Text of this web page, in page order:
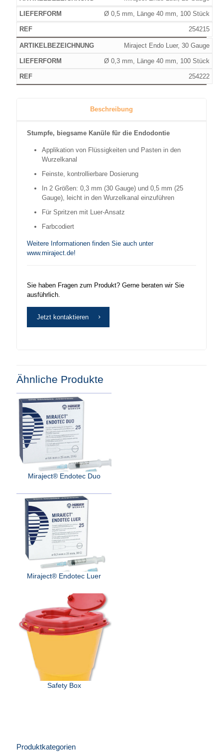
Ø 0,5 mm, Länge 40 mm, 100 Stück
254215
Miraject Endo Luer, 30 Gauge
Ø 0,3 mm, Länge 40 mm, 100 Stück
254222
Beschreibung
Stumpfe, biegsame Kanüle für die Endodontie
Applikation von Flüssigkeiten und Pasten in den
Wurzelkanal
Feinste, kontrollierbare Dosierung
In 2 Größen: 0,3 mm (30 Gauge) und 0,5 mm (25
Gauge), leicht in den Wurzelkanal einzuführen
Für Spritzen mit Luer-Ansatz
Farbcodiert
Weitere Informationen finden Sie auch unter
www.miraject.de!
Sie haben Fragen zum Produkt? Gerne beraten wir Sie
ausführlich.
Jetzt kontaktieren
Ähnliche Produkte
Miraject® Endotec Duo
Miraject® Endotec Luer
Safety Box
Produktkategorien